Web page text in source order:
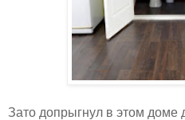
Зато допрыгнул в этом доме